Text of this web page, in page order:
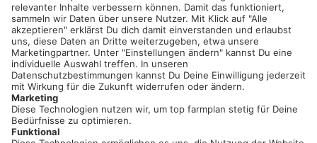
Sei immer auf dem Laufenden!
Neue Features, spannende Tipps und hilfreiche Anleitungen!